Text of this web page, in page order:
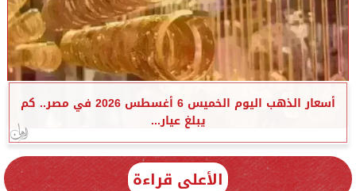
أسعار الذهب اليوم الخميس 6 أغسطس 2026 في مصر.. كم
يبلغ عيار...
الأعلى قراءة